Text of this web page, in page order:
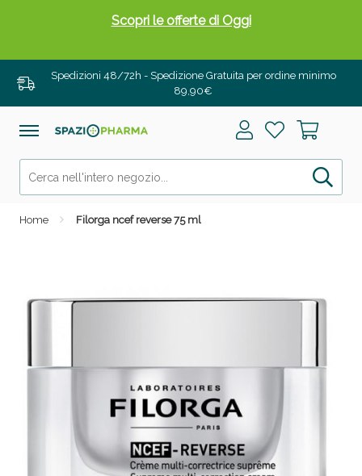
Spedizioni 48/72h - Spedizione Gratuita per ordine minimo
89,90€
Home Filorga ncef reverse 75 ml
Scopri le offerte di Oggi
Drenanti e Pancia Piatta: Sconti fino al 55% validi